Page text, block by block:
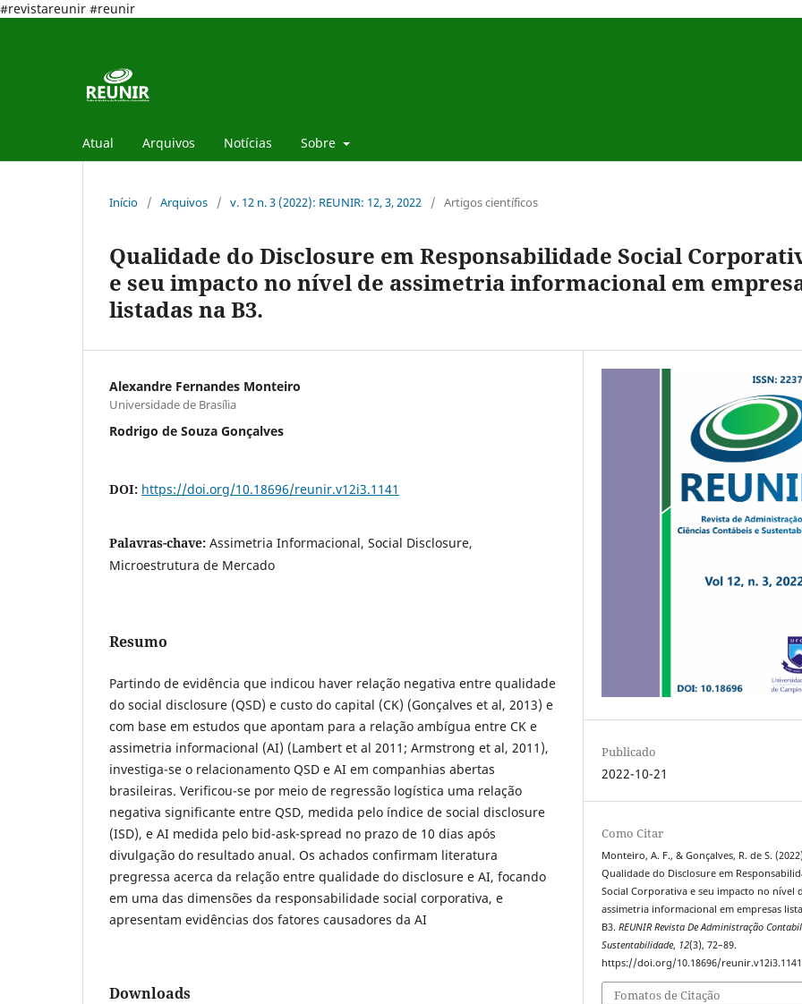
#revistareunir #reunir
Atual Arquivos Notícias Sobre
Início / Arquivos / v. 12 n. 3 (2022): REUNIR: 12, 3, 2022 / Artigos científicos
Qualidade do Disclosure em Responsabilidade Social
e seu impacto no nível de assimetria informacional em
listadas na B3.
Alexandre Fernandes Monteiro
Universidade de Brasília
Rodrigo de Souza Gonçalves
DOI: https://doi.org/10.18696/reunir.v12i3.1141
Palavras-chave: Assimetria Informacional, Social Disclosure,
Microestrutura de Mercado
Resumo
Partindo de evidência que indicou haver relação negativa entre qualidade
do social disclosure (QSD) e custo do capital (CK) (Gonçalves et al, 2013) e
com base em estudos que apontam para a relação ambígua entre CK e
assimetria informacional (AI) (Lambert et al 2011; Armstrong et al, 2011),
investiga-se o relacionamento QSD e AI em companhias abertas
brasileiras. Verificou-se por meio de regressão logística uma relação
negativa significante entre QSD, medida pelo índice de social disclosure
(ISD), e AI medida pelo bid-ask-spread no prazo de 10 dias após
divulgação do resultado anual. Os achados confirmam literatura
pregressa acerca da relação entre qualidade do disclosure e AI, focando
em uma das dimensões da responsabilidade social corporativa, e
apresentam evidências dos fatores causadores da AI
Downloads
Publicado
2022-10-21
Como Citar
Monteiro, A. F., & Gonçalves, R. de S.
Qualidade do Disclosure em
Social Corporativa e seu impacto no nível
assimetria informacional em empresas
B3.REUNIR Revista De Administração
Sustentabilidade, 12(3), 72–89.
https://doi.org/10.18696/reunir.v12i3.1141
Fomatos de Citação